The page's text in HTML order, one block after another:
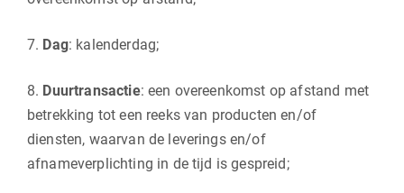
7. Dag: kalenderdag;
8. Duurtransactie: een overeenkomst op afstand met
betrekking tot een reeks van producten en/of
diensten, waarvan de leverings en/of
afnameverplichting in de tijd is gespreid;